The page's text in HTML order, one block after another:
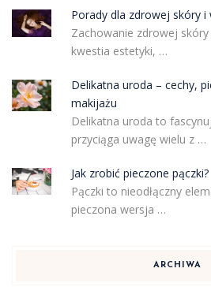
Porady dla zdrowej skóry i
Zachowanie zdrowej
kwestia estetyki, …
Delikatna uroda – cechy,
makijażu
Delikatna uroda to
przyciąga uwagę wielu z …
Jak zrobić pieczone pączki?
Pączki to nieodłączny
pieczona wersja …
ARCHIWA